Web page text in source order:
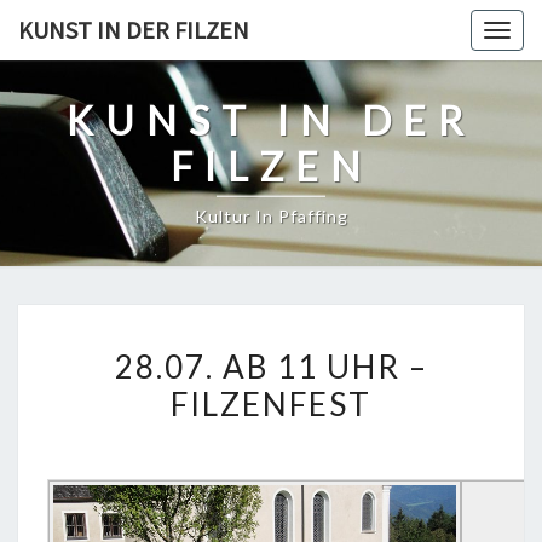
KUNST IN DER FILZEN
KUNST IN DER
FILZEN
Kultur In Pfaffing
AB
11
FILZENFEST
28.07. AB 11 UHR –
FILZENFEST